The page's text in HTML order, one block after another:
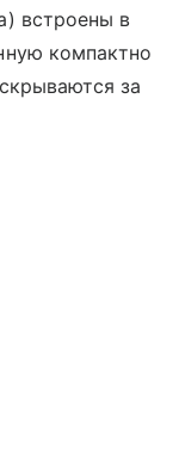
встроены в
компактно
за